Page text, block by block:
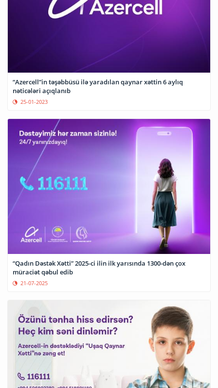
“Azercell”in təşəbbüsü ilə yaradılan qaynar xəttin 6 aylıq
nəticələri açıqlanıb
25-01-2023
“Qadın Dəstək Xətti” 2025-ci ilin ilk yarısında 1300-dən çox
müraciət qəbul edib
21-07-2025